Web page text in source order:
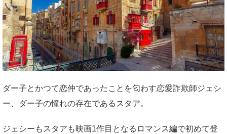
ダー子とかつて恋仲であったことを匂わす恋愛詐欺師ジェシ
ー、ダー子の憧れの存在であるスタア。
ジェシーもスタアも映画1作目となるロマンス編で初めて登